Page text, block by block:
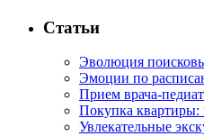
Статьи
Эволюция
Эмоции по
Прием врача-
Покупка квартиры:
Увлекательные